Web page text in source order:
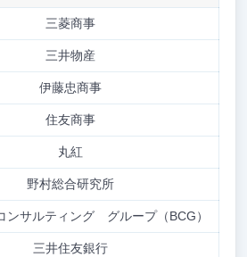
三菱商事
三井物産
伊藤忠商事
住友商事
丸紅
野村総合研究所
サルティング グループ（BCG）
三井住友銀行